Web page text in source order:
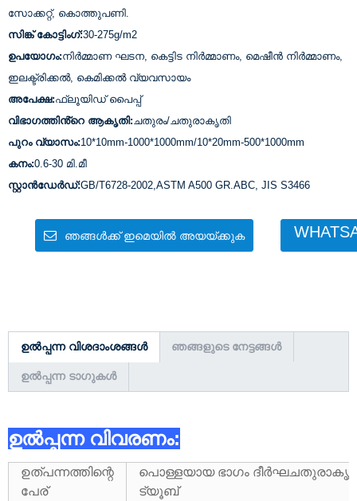
സോക്കറ്റ്, കൊത്തുപണി.
സിങ്ക് കോട്ടിംഗ്:30-275g/m2
ഉപയോഗം:നിർമ്മാണ ഘടന, കെട്ടിട നിർമ്മാണം, മെഷീൻ നിർമ്മാണം,
ഇലക്ട്രിക്കൽ, കെമിക്കൽ വ്യവസായം
അപേക്ഷ:ഫ്ലൂയിഡ് പൈപ്പ്
വിഭാഗത്തിൻ്റെ ആകൃതി: ചതുരം/ചതുരാകൃതി
പുറം വ്യാസം:10*10mm-1000*1000mm/10*20mm-500*1000mm
കനം:0.6-30 മി.മീ
സ്റ്റാൻഡേർഡ്:GB/T6728-2002,ASTM A500 GR.ABC, JIS S3466
ഞങ്ങൾക്ക് ഇമെയിൽ അയയ്ക്കുക
ഉൽപ്പന്ന വിശദാംശങ്ങൾ ഞങ്ങളുടെ നേട്ടങ്ങൾ
ഉൽപ്പന്ന ടാഗുകൾ
ഉൽപ്പന്ന വിവരണം:
ഉത്പന്നത്തിന്റെ
പേര്
പൊള്ളയായ ഭാഗം
ട്യൂബ്